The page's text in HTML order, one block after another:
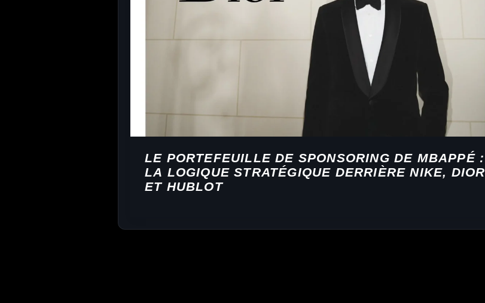
LE PORTEFEUILLE DE SPONSORING DE MBAPPÉ :
LA LOGIQUE STRATÉGIQUE DERRIÈRE NIKE, DIOR
ET HUBLOT